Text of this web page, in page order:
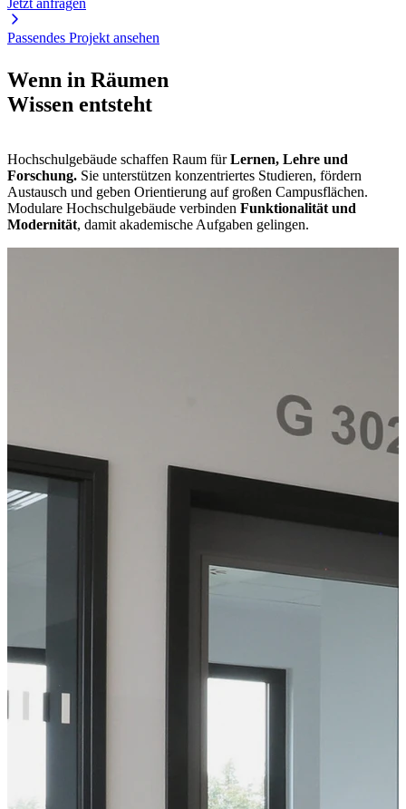
Passendes Projekt ansehen
Wenn in Räumen
Wissen entsteht
Hochschulgebäude schaffen Raum fürLernen, Lehre und
Forschung. Sie unterstützen konzentriertes Studieren, fördern
Austausch und geben Orientierung auf großen Campusflächen.
Modulare Hochschulgebäude verbinden Funktionalität und
Modernität, damit akademische Aufgaben gelingen.